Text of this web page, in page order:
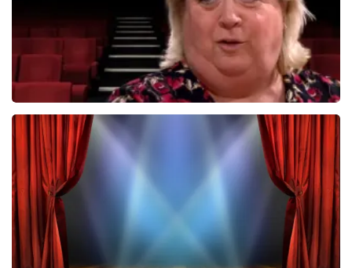
Christel De Laat
1153+reviews
BEKIJKEN